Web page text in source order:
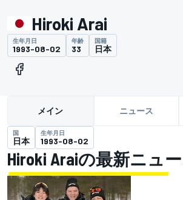
Hiroki Arai
生年月日
1993-08-02
年齢
33
国籍
日本
メイン ニュース
国
日本
生年月日
1993-08-02
Hiroki Araiの最新ニュ